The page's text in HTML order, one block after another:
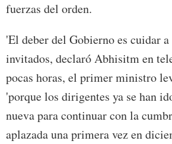
fuerzas del orden.
'El deber del Gobierno es cuidar
invitados, declaró Abhisitm en
pocas horas, el primer ministro
'porque los dirigentes ya se han
nueva para continuar con la
aplazada una primera vez en